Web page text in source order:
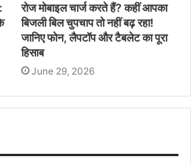
रोज मोबाइल चार्ज करते हैं? कहीं आपका
बिजली बिल चुपचाप तो नहीं बढ़ रहा!
जानिए फोन, लैपटॉप और टैबलेट का पूरा
हिसाब
June 29, 2026